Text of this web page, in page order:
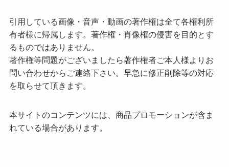
引用している画像・音声・動画の著作権は全て各権利所
有者様に帰属します。著作権・肖像権の侵害を目的とす
るものではありません。
著作権等問題がございましたら著作権者ご本人様よりお
問い合わせからご連絡下さい。早急に修正削除等の対応
を取らせて頂きます。
本サイトのコンテンツには、商品プロモーションが含ま
れている場合があります。